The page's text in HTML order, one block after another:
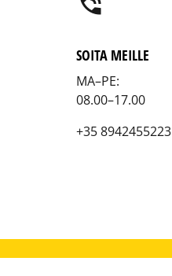
SOITA MEILLE
MA–PE:
08.00–17.00
+35 8942455223